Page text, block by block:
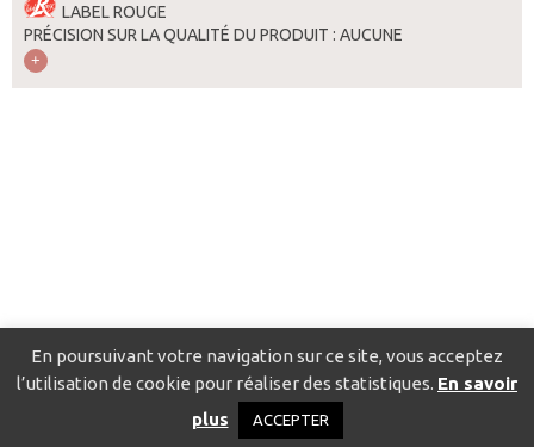
LABEL ROUGE
PRÉCISION SUR LA QUALITÉ DU PRODUIT : AUCUNE
Catalogue pour localiser les fournisseurs
Politique de confidentialité
En poursuivant votre navigation sur ce site, vous acceptez
l’utilisation de cookie pour réaliser des statistiques. En savoir
plus
ACCEPTER